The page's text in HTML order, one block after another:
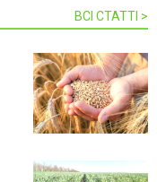
ВСІ СТАТТІ >